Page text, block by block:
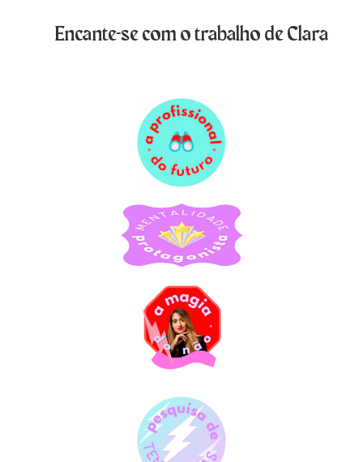
Encante-se com o trabalho de Clara